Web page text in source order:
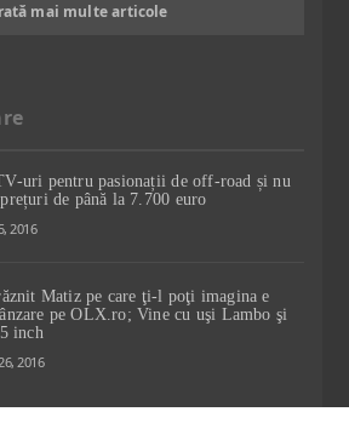
mai multe articole
uri pentru pasionații de off-road și nu
de până la 7.700 euro
2016
Matiz pe care ţi-l poţi imagina e
pe OLX.ro; Vine cu uşi Lambo şi
inch
2016